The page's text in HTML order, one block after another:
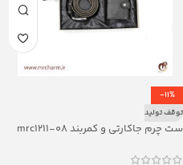
-11%
توقف تولید
ست چرم جاکارتی و کمربند mrc1211-08